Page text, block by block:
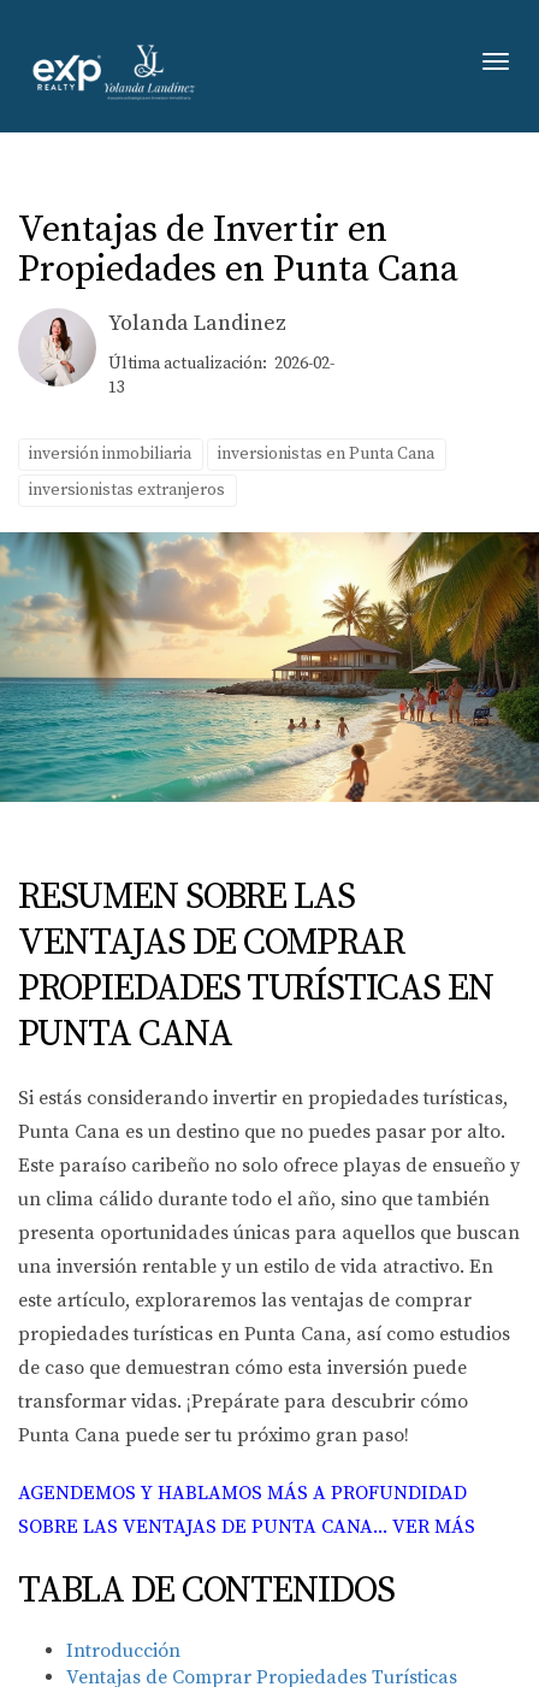
Ventajas de Invertir en
Propiedades en Punta Cana
Yolanda Landinez
Última actualización: 2026-02-
13
inversión inmobiliaria
inversionistas en Punta Cana
inversionistas extranjeros
RESUMEN SOBRE LAS
VENTAJAS DE COMPRAR
PROPIEDADES TURÍSTICAS EN
PUNTA CANA
Si estás considerando invertir en propiedades turísticas,
Punta Cana es un destino que no puedes pasar por alto.
Este paraíso caribeño no solo ofrece playas de ensueño y
un clima cálido durante todo el año, sino que también
presenta oportunidades únicas para aquellos que buscan
una inversión rentable y un estilo de vida atractivo. En
este artículo, exploraremos las ventajas de comprar
propiedades turísticas en Punta Cana, así como estudios
de caso que demuestran cómo esta inversión puede
transformar vidas. ¡Prepárate para descubrir cómo
Punta Cana puede ser tu próximo gran paso!
AGENDEMOS Y HABLAMOS MÁS A PROFUNDIDAD
SOBRE LAS VENTAJAS DE PUNTA CANA... VER MÁS
TABLA DE CONTENIDOS
Introducción
Ventajas de Comprar Propiedades Turísticas